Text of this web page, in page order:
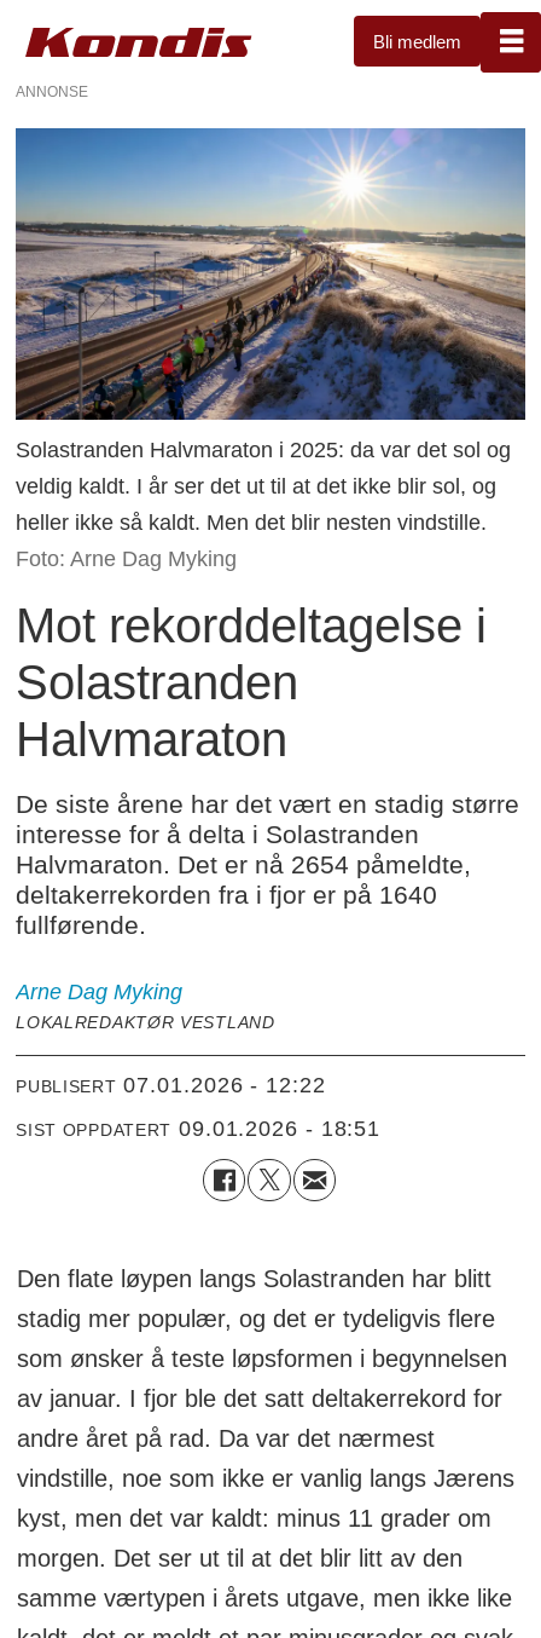
Bli medlem
ANNONSE
Solastranden Halvmaraton i 2025: da var det sol og
veldig kaldt. I år ser det ut til at det ikke blir sol, og
heller ikke så kaldt. Men det blir nesten vindstille.
Foto: Arne Dag Myking
Mot rekorddeltagelse i
Solastranden
Halvmaraton
De siste årene har det vært en stadig større
interesse for å delta i Solastranden
Halvmaraton. Det er nå 2654 påmeldte,
deltakerrekorden fra i fjor er på 1640
fullførende.
Arne Dag Myking
LOKALREDAKTØR VESTLAND
PUBLISERT 07.01.2026 - 12:22
SIST OPPDATERT 09.01.2026 - 18:51
Den flate løypen langs Solastranden har blitt
stadig mer populær, og det er tydeligvis flere
som ønsker å teste løpsformen i begynnelsen
av januar. I fjor ble det satt deltakerrekord for
andre året på rad. Da var det nærmest
vindstille, noe som ikke er vanlig langs Jærens
kyst, men det var kaldt: minus 11 grader om
morgen. Det ser ut til at det blir litt av den
samme værtypen i årets utgave, men ikke like